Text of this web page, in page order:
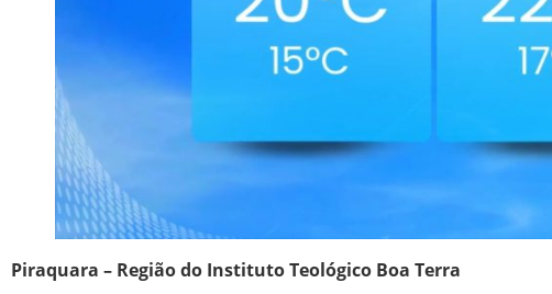
Piraquara – Região do Instituto Teológico Boa Terra